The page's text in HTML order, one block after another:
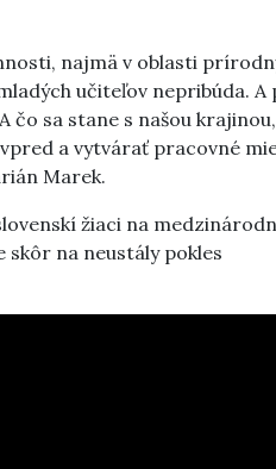
najmä v oblasti
učiteľov nepribúda. A
čo sa stane s našou
a vytvárať pracovné
Marek.
žiaci na
na neustály pokles